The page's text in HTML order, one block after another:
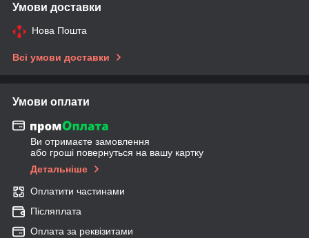
Умови доставки
Нова Пошта
Всі умови доставки
Умови оплати
Ви отримаєте замовлення
або гроші повернуться на вашу картку
Детальніше
Оплатити частинами
Післяплата
Оплата за реквізитами